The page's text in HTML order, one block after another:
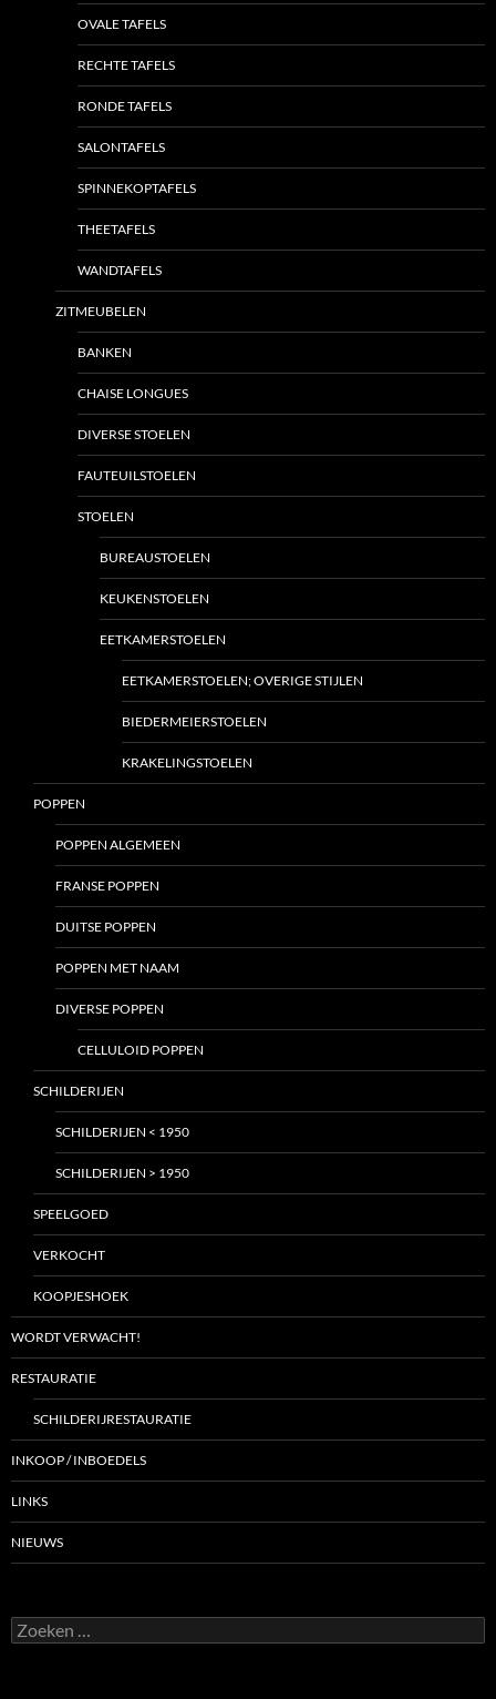
OVALE TAFELS
RECHTE TAFELS
RONDE TAFELS
SALONTAFELS
SPINNEKOPTAFELS
THEETAFELS
WANDTAFELS
ZITMEUBELEN
BANKEN
CHAISE LONGUES
DIVERSE STOELEN
FAUTEUILSTOELEN
STOELEN
BUREAUSTOELEN
KEUKENSTOELEN
EETKAMERSTOELEN
EETKAMERSTOELEN; OVERIGE STIJLEN
BIEDERMEIERSTOELEN
KRAKELINGSTOELEN
POPPEN
POPPEN ALGEMEEN
FRANSE POPPEN
DUITSE POPPEN
POPPEN MET NAAM
DIVERSE POPPEN
CELLULOID POPPEN
SCHILDERIJEN
SCHILDERIJEN < 1950
SCHILDERIJEN > 1950
SPEELGOED
VERKOCHT
KOOPJESHOEK
WORDT VERWACHT!
RESTAURATIE
SCHILDERIJRESTAURATIE
INKOOP / INBOEDELS
LINKS
NIEUWS
Zoeken
naar: